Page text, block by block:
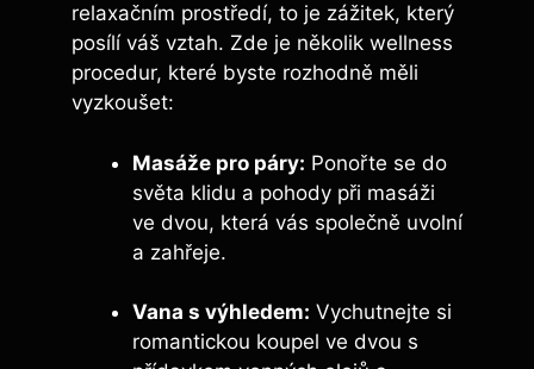
relaxačním prostředí, to je zážitek, který
posílí váš vztah. Zde je několik wellness
procedur, které byste rozhodně měli
vyzkoušet:
Masáže pro páry: Ponořte se do
světa klidu a pohody při masáži
ve dvou, která vás společně uvolní
a zahřeje.
Vana s výhledem: Vychutnejte si
romantickou koupel ve dvou s